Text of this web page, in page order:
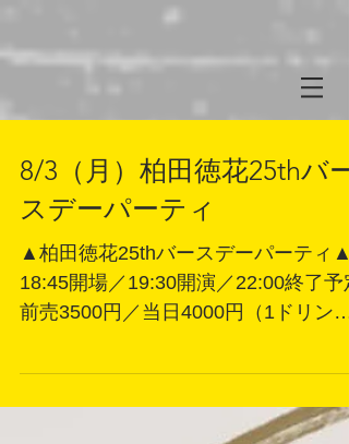
8/3（月）柏田徳花25thバー
スデーパーティ
▲柏田徳花25thバースデーパーティ▲
18:45開場／19:30開演／22:00終了予
前売3500円／当日4000円（1ドリンク
内容：食事会＆ミニライブほか お申込
https://tiget.net/events/506605 受付開